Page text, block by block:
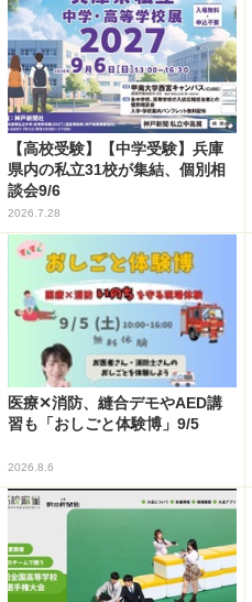
【高校受験】【中学受験】兵庫
県内の私立31校が集結、個別相
談会9/6
2026.7.28
医療✕消防、縫合デモやAED講
習も「おしごと体験博」9/5
2026.8.6